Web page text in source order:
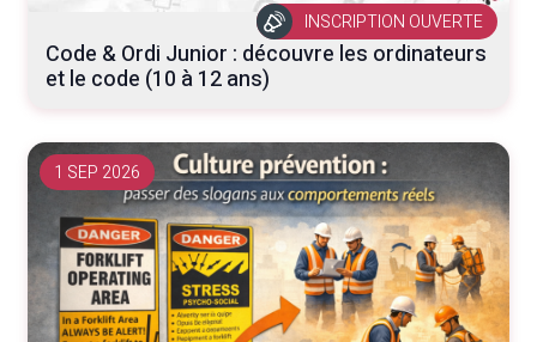
INSCRIPTION OUVERTE
Code & Ordi Junior : découvre les ordinateurs
et le code (10 à 12 ans)
1 SEP 2026